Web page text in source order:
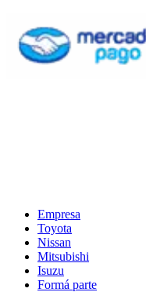
Empresa
Toyota
Nissan
Mitsubishi
Isuzu
Formá parte